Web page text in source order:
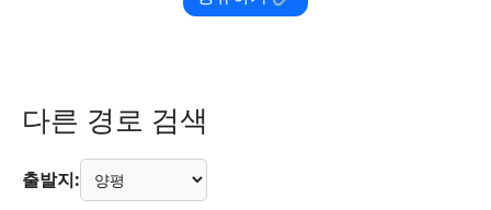
다른 경로 검색
출발지: